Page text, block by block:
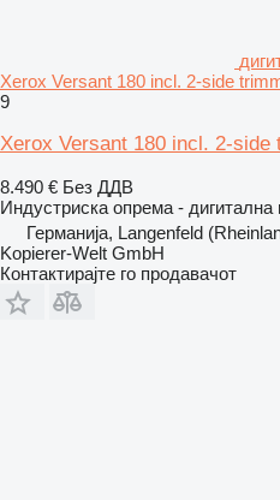
Xerox Versant 180 incl. 2-side
9
Xerox Versant 180 incl. 2-side
8.490 € Без ДДВ
Индустриска опрема -
Германија, Langenfeld
Kopierer-Welt GmbH
Контактирајте го продавачот